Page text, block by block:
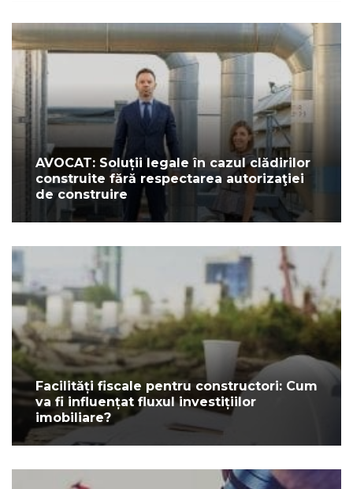
AVOCAT: Soluții legale în cazul clădirilor
construite fără respectarea autorizaţiei
de construire
Facilități fiscale pentru constructori: Cum
va fi influențat fluxul investițiilor
imobiliare?